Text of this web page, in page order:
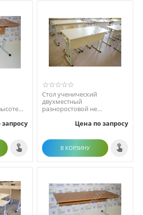
Стол ученический
двухместный
разноростовой не
р.гр. №3 №4 №5 №6 №7
Цена по запросу
В КОРЗИНУ